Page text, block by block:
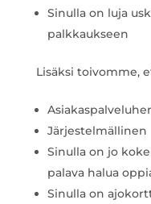
Sinulla on luja
palkkaukseen
Lisäksi toivomme,
Järjestelmällinen
Sinulla on jo
palava halua
Sinulla on